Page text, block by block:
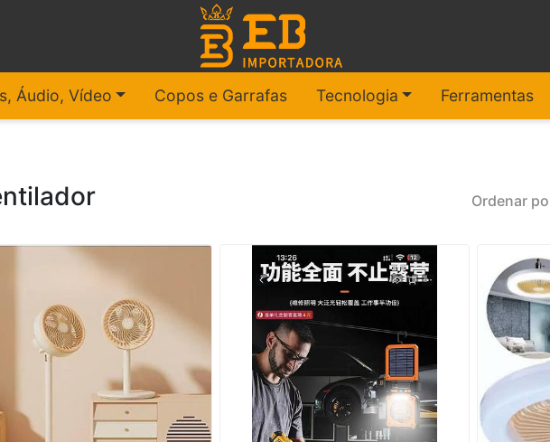
Áudio, Vídeo Copos e Garrafas Tecnologia Ferramentas
Ordenar